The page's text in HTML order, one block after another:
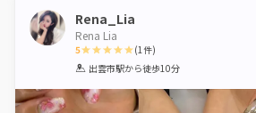
Rena_Lia
Rena Lia
5
1 2 3 4 5
(1件)
出雲市駅から徒歩10分